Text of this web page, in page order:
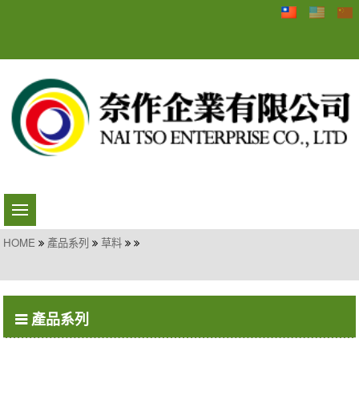
HOME 產品系列 草料
產品系列